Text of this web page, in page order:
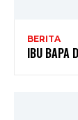
BERITA
IBU BAPA